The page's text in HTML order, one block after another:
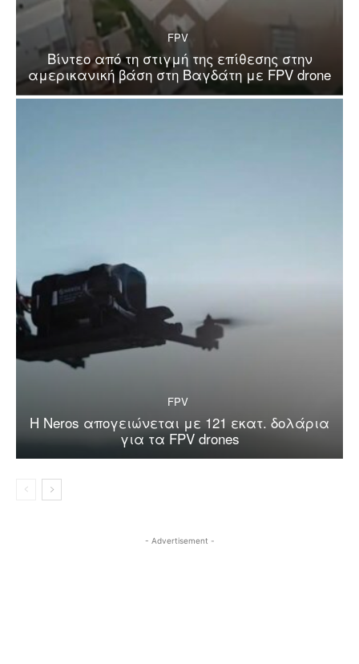
FPV
Βίντεο από τη στιγμή της επίθεσης στην
αμερικανική βάση στη Βαγδάτη με FPV drone
FPV
Η Neros απογειώνεται με 121 εκατ. δολάρια
για τα FPV drones
- Advertisement -